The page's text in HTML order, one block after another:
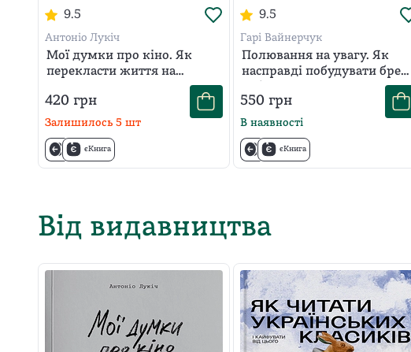
9.5
Антоніо Лукіч
Мої думки про кіно. Як
перекласти життя на
420 грн
Залишилось 5 шт
єКнига
9.5
Гарі Вайнерчук
Полювання на увагу. Як
насправді побудувати бренд
новому світі соцмереж
550 грн
В наявності
єКнига
Від видавництва